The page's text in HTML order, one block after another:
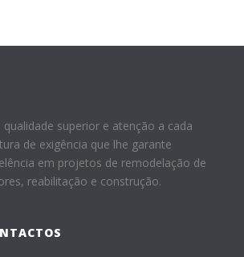
superior e atenção a cada
de exigência que lhe garante
em projetos de remodelação de
reabilitação e construção.